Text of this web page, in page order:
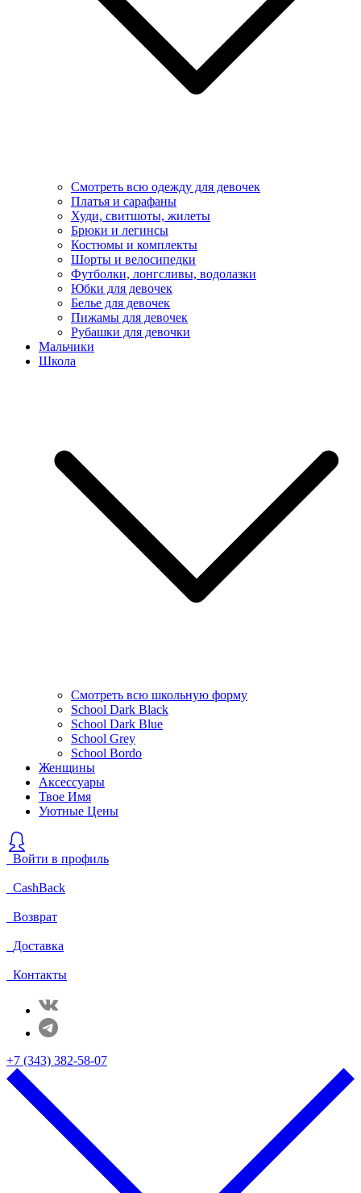
Смотреть всю одежду для девочек
Платья и сарафаны
Худи, свитшоты, жилеты
Брюки и легинсы
Костюмы и комплекты
Шорты и велосипедки
Футболки, лонгсливы, водолазки
Юбки для девочек
Белье для девочек
Пижамы для девочек
Рубашки для девочки
Мальчики
Школа
Смотреть всю школьную форму
School Dark Black
School Dark Blue
School Grey
School Bordo
Женщины
Аксессуары
Твое Имя
Уютные Цены
Войти в профиль
CashBack
Возврат
Доставка
Контакты
+7 (343) 382-58-07